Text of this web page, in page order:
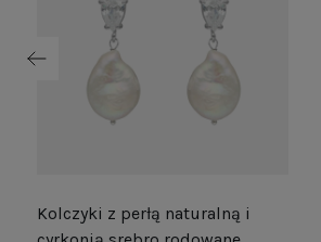
Kolczyki z perłą naturalną i